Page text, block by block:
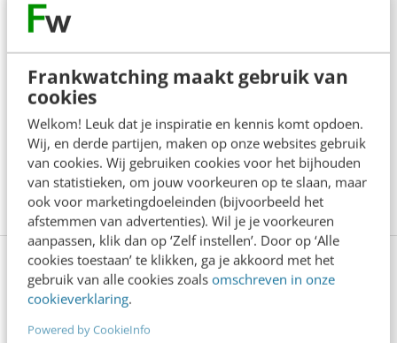
Frankwatching maakt gebruik van
cookies
Welkom! Leuk dat je inspiratie en kennis komt opdoen.
Wij, en derde partijen, maken op onze websites gebruik
van cookies. Wij gebruiken cookies voor het bijhouden
van statistieken, om jouw voorkeuren op te slaan, maar
ook voor marketingdoeleinden (bijvoorbeeld het
afstemmen van advertenties). Wil je je voorkeuren
aanpassen, klik dan op ‘Zelf instellen’. Door op ‘Alle
cookies toestaan’ te klikken, ga je akkoord met het
gebruik van alle cookies zoals omschreven in onze
cookieverklaring.
Powered by CookieInfo
Je ‘sterke merk’ overleeft geen kwartier
met een AI-agent
5 min
Edwin Vlems
Offline is terug: waarom fysieke
merkbeleving je nieuwe groeimotor is
8 min Kristel Shannon Klaassen
Bekijk deze topics of volg ze via een
NieuwsAlert